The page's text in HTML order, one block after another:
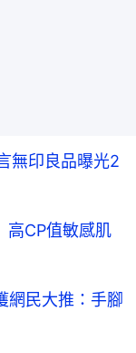
無印良品曝光2
CP值敏感肌
網民大推：手腳